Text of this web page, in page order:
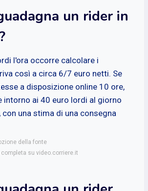
un rider in
l'ora occorre calcolare i
così a circa 6/7 euro netti. Se
a disposizione online 10 ore,
intorno ai 40 euro lordi al giorno
con una stima di una consegna
della fonte
su video.corriere.it